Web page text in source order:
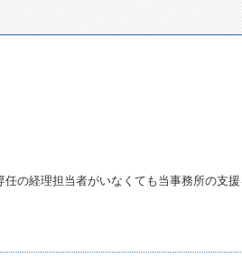
任の経理担当者がいなくても当事務所の支援